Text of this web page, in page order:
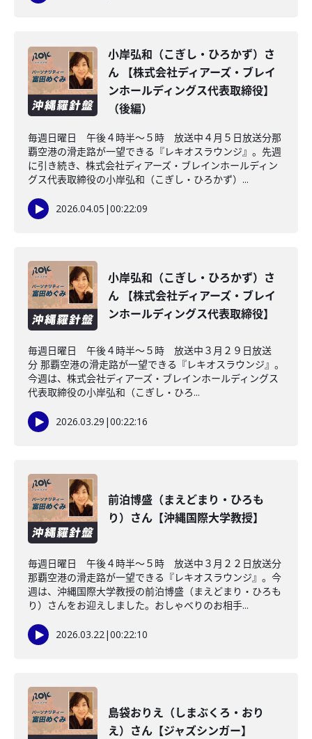
小岸弘和（こぎし・ひろかず）さ
ん 【株式会社ディアーズ・ブレイ
ンホールディングス代表取締役】
（後編）
毎週日曜日 午後４時半～５時 放送中４月５日放送分那
覇空港の滑走路が一望できる『レキオスラウンジ』。先週
に引き続き、株式会社ディアーズ・ブレインホールディン
グス代表取締役の小岸弘和（こぎし・ひろかず）...
2026.04.05 |00:22:09
小岸弘和（こぎし・ひろかず）さ
ん 【株式会社ディアーズ・ブレイ
ンホールディングス代表取締役】
毎週日曜日 午後４時半～５時 放送中３月２９日放送
分 那覇空港の滑走路が一望できる『レキオスラウンジ』。
今週は、株式会社ディアーズ・ブレインホールディングス
代表取締役の小岸弘和（こぎし・ひろ...
2026.03.29 |00:22:16
前泊博盛（まえどまり・ひろも
り）さん【沖縄国際大学教授】
毎週日曜日 午後４時半～５時 放送中３月２２日放送分
那覇空港の滑走路が一望できる『レキオスラウンジ』。今
週は、沖縄国際大学教授の前泊博盛（まえどまり・ひろも
り）さんをお迎えしました。おしゃべりのお相手...
2026.03.22|00:22:10
島袋おりえ（しまぶくろ・おり
え）さん【ジャズシンガー】